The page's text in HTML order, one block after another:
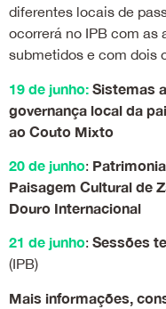
diferentes locais de
ocorrerá no IPB com as
submetidos e com dois
19 de junho: Sistemas
governança local da
ao Couto Mixto
20 de junho:
Paisagem Cultural de
Douro Internacional
21 de junho: Sessões
(IPB)
Mais informações,